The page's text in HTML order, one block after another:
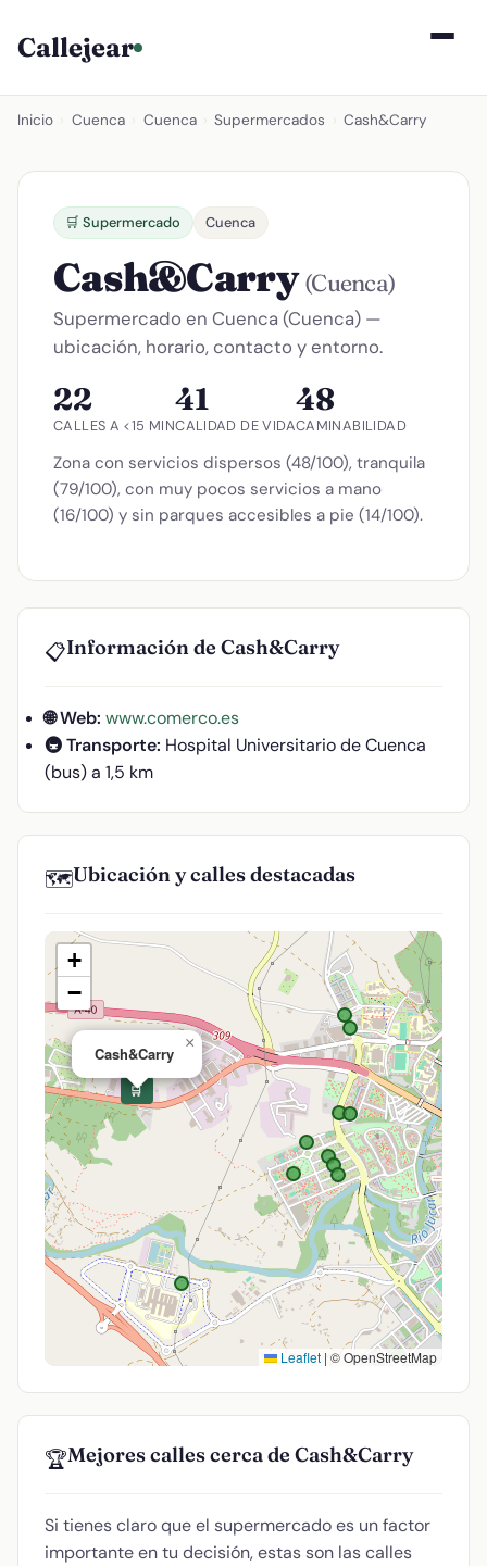
Callejear
Inicio Cuenca Cuenca Supermercados Cash&Carry
🛒 Supermercado Cuenca
Cash&Carry(Cuenca)
Supermercado en Cuenca (Cuenca) —
ubicación, horario, contacto y entorno.
22
CALLES A <15 MIN
41
CALIDAD DE VIDA
48
CAMINABILIDAD
Zona con servicios dispersos (48/100), tranquila
(79/100), con muy pocos servicios a mano
(16/100) y sin parques accesibles a pie (14/100).
📋Información de Cash&Carry
🌐 Web: www.comerco.es
🚇 Transporte: Hospital Universitario de Cuenca
(bus) a 1,5 km
🗺️Ubicación y calles destacadas
🛒
Cash&Carry
×
+
−
Leaflet | © OpenStreetMap
🏆Mejores calles cerca de Cash&Carry
Si tienes claro que el supermercado es un factor
importante en tu decisión, estas son las calles